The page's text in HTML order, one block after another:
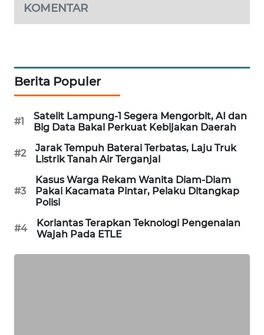
KOMENTAR
Berita Populer
#1
Satelit Lampung-1 Segera Mengorbit, AI dan
Big Data Bakal Perkuat Kebijakan Daerah
#2
Jarak Tempuh Baterai Terbatas, Laju Truk
Listrik Tanah Air Terganjal
#3
Kasus Warga Rekam Wanita Diam-Diam
Pakai Kacamata Pintar, Pelaku Ditangkap
Polisi
#4
Korlantas Terapkan Teknologi Pengenalan
Wajah Pada ETLE
PORTAL
KONSUMEN
FORWAMKI
ALPERKLINAS
FORJASIDA
TAMBANG
NEWS